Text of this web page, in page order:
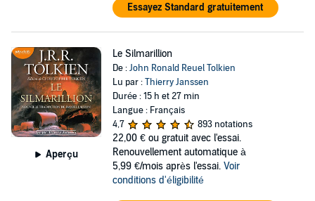
Essayez Standard gratuitement
Aperçu
Le Silmarillion
De :John Ronald Reuel Tolkien
Lu par :Thierry Janssen
Durée : 15 h et 27 min
Langue : Français
4,7
893 notations
22,00 € ou gratuit avec l'essai.
Renouvellement automatique à
5,99 €/mois après l'essai. Voir
conditions d'éligibilité